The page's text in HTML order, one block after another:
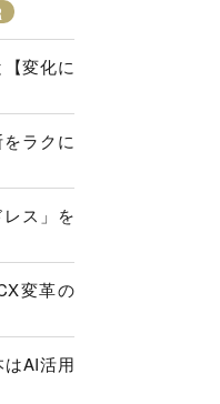
変化に
ラクに
ス」を
変革の
はAI活用